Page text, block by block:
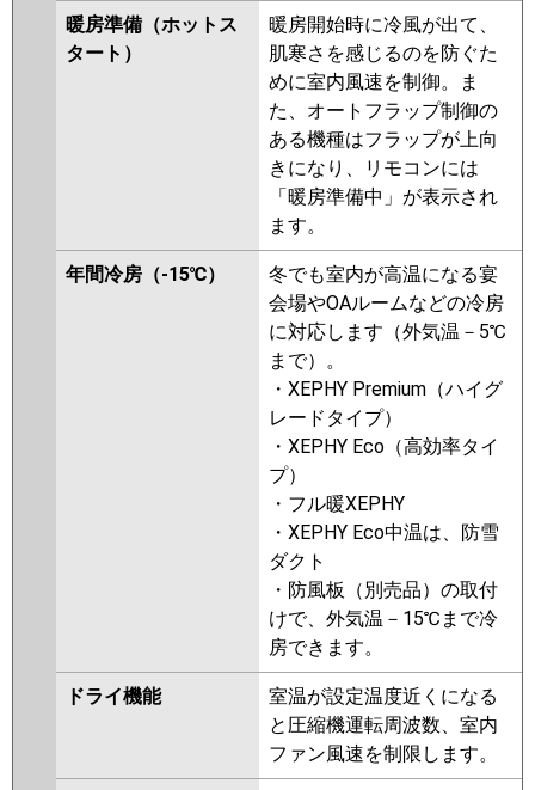
三菱重工 FDFV1405HA5SB FDFK1405H5SA
FDFV1405HA5SA FDFK1405H5S
FDFV1405HA5S
PA-P140B7KB PA-P140B7KNB
PA-P140B7HNB PA-P140B7K PA-
P140B7KN PA-P140B7H PA-
P140B7HN PA-P140B6KB
P140B6KNB PA-P140B6CB PA-
P140B6CNB PA-P140B6HB PA-
P140B6HNB PA-P140B6KN1 PA-
P140B6KA PA-P140B6HA PA-
P140B6HN1
PA-P140B6HN
暖房準備（ホットス
タート）
暖房開始時に冷風が出て、
肌寒さを感じるのを防ぐた
めに室内風速を制御。ま
た、オートフラップ制御の
ある機種はフラップが上向
きになり、リモコンには
「暖房準備中」が表示され
ます。
年間冷房（-15℃）
冬でも室内が高温になる宴
会場やOAルームなどの冷房
に対応します（外気温－5℃
まで）。
・XEPHY Premium（ハイグ
レードタイプ）
・XEPHY Eco（高効率タイ
プ）
・フル暖XEPHY
・XEPHY Eco中温は、防雪
ダクト
・防風板（別売品）の取付
けで、外気温－15℃まで冷
房できます。
ドライ機能
室温が設定温度近くになる
と圧縮機運転周波数、室内
ファン風速を制限します。